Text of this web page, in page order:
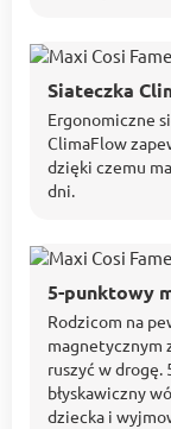
Siateczka
Ergonomiczne
ClimaFlow
dzięki czemu
dni.
5-punktowy
Rodzicom na
magnetycznym
ruszyć w
błyskawiczny
dziecka i